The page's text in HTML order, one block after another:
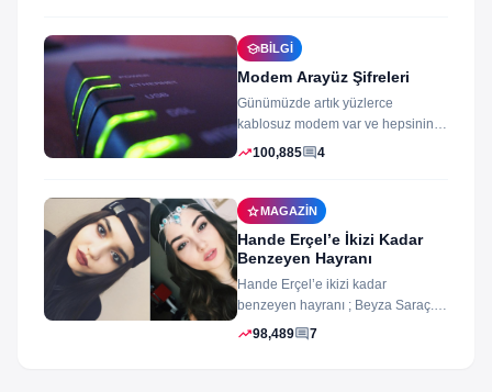
schoolBILGI
Modem Arayüz Şifreleri
Günümüzde artık yüzlerce
kablosuz modem var ve hepsinin
arayüz şifleri ve arayüzü farklı
trending_up100,885comment4
starMAGAZIN
Hande Erçel’e İkizi Kadar
Benzeyen Hayranı
Hande Erçel’e ikizi kadar
benzeyen hayranı ; Beyza Saraç.
Son zamanlarda Hande Erçel’e
trending_up98,489comment7